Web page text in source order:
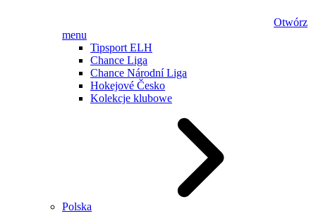
Otwórz
menu
Tipsport ELH
Chance Liga
Chance Národní Liga
Hokejové Česko
Kolekcje klubowe
Polska